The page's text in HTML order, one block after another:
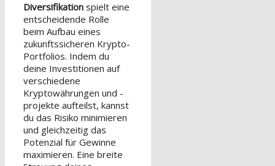
Diversifikation spielt eine
entscheidende Rolle
beim Aufbau eines
zukunftssicheren Krypto-
Portfolios. Indem du
deine Investitionen auf
verschiedene
Kryptowährungen und -
projekte aufteilst, kannst
du das Risiko minimieren
und gleichzeitig das
Potenzial für Gewinne
maximieren. Eine breite